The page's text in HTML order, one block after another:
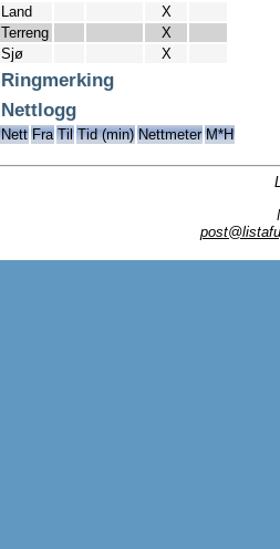
Land
X
Terreng
X
Sjø
X
Ringmerking
Nettlogg
Nett Fra Til Tid (min) Nettmeter M*H